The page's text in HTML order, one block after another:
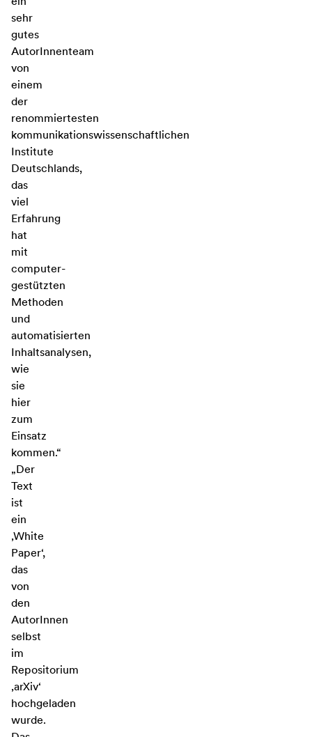
sehr
gutes
AutorInnenteam
von
einem
der
renommiertesten
kommunikationswissenschaftlichen
Institute
Deutschlands,
das
viel
Erfahrung
hat
mit
computer-
gestützten
Methoden
und
automatisierten
Inhaltsanalysen,
wie
sie
hier
zum
Einsatz
kommen.“
„Der
Text
ist
ein
‚White
Paper‘,
das
von
den
AutorInnen
selbst
im
Repositorium
‚arXiv‘
hochgeladen
wurde.